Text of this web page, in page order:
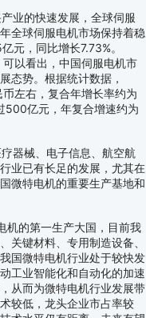
业的快速发展，全球伺服
全球伺服电机市场保持着稳
元，同比增长7.73%。
以看出，中国伺服电机市
态势。根据统计数据，
左右，复合年增长率约为
500亿元，年复合增速约为
器械、电子信息、航空航
业已有长足的发展，尤其在
微特电机的重要生产基地和
机的第一生产大国，目前我
关键材料、专用制造设备、
国微特电机行业处于较快发
工业智能化和自动化的加速
从而为微特电机行业发展带
较低，龙头企业市占率较